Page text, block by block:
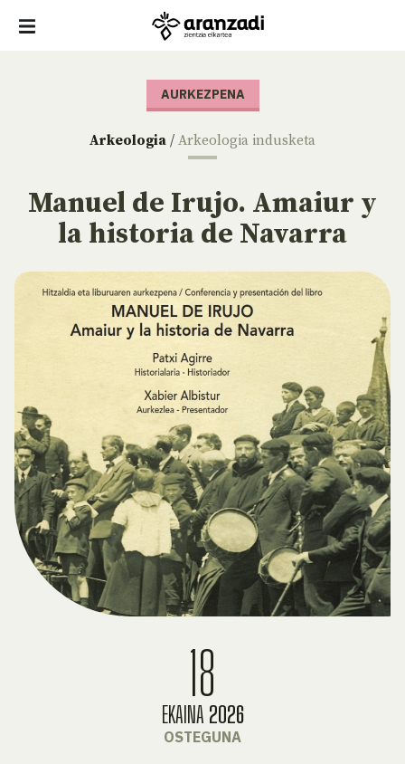
AURKEZPENA
Arkeologia / Arkeologia indusketa
Manuel de Irujo. Amaiur y
la historia de Navarra
18
EKAINA 2026
OSTEGUNA